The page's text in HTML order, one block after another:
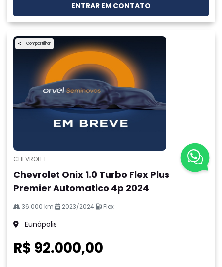
ENTRAR EM CONTATO
Compartilhar
CHEVROLET
Chevrolet Onix 1.0 Turbo Flex Plus
Premier Automatico 4p 2024
36.000 km 2023/2024 Flex
Eunápolis
R$ 92.000,00